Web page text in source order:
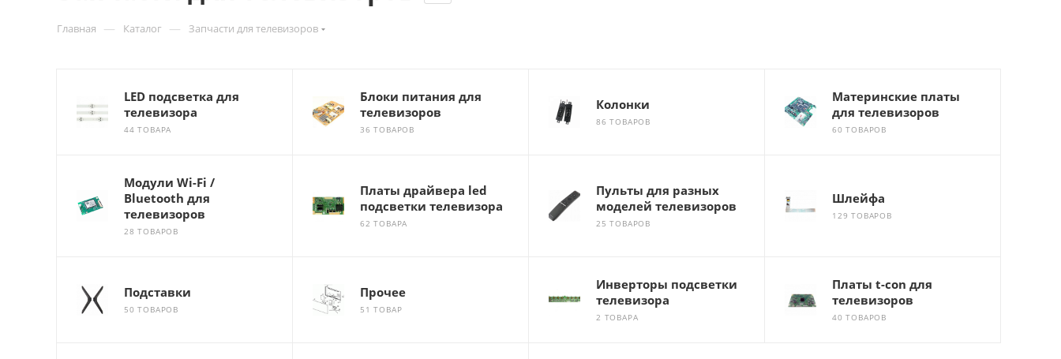
Главная — Каталог — Запчасти для телевизоров
LED подсветка для
телевизора
44 ТОВАРА
Блоки питания для
телевизоров
36 ТОВАРОВ
Колонки
86 ТОВАРОВ
Материнские платы
для телевизоров
60 ТОВАРОВ
Модули Wi-Fi /
Bluetooth для
телевизоров
28 ТОВАРОВ
Платы драйвера led
подсветки телевизора
62 ТОВАРА
Пульты для разных
моделей телевизоров
25 ТОВАРОВ
Шлейфа
129 ТОВАРОВ
Подставки
50 ТОВАРОВ
Прочее
51 ТОВАР
Инверторы подсветки
телевизора
2 ТОВАРА
Платы t-con для
телевизоров
40 ТОВАРОВ